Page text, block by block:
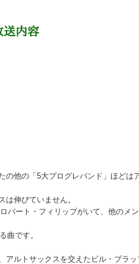
送内容
他の「5大プログレバンド」ほどは
伸びていません。
ート・フィリップがいて、他のメ
曲です。
ルトサックスを交えたビル・ブラ